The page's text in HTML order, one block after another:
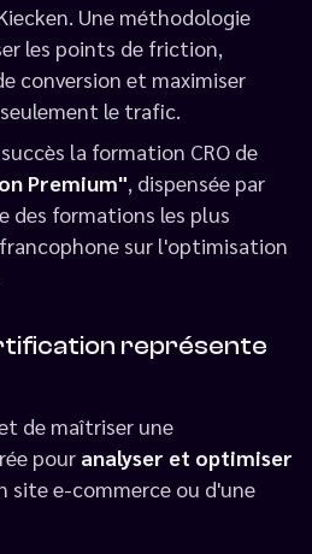
Une méthodologie
les points de friction,
conversion et maximiser
le trafic.
la formation CRO de
Premium", dispensée par
des formations les plus
sur l'optimisation
représente
de maîtriser une
pour analyser et optimiser
site e-commerce ou d'une